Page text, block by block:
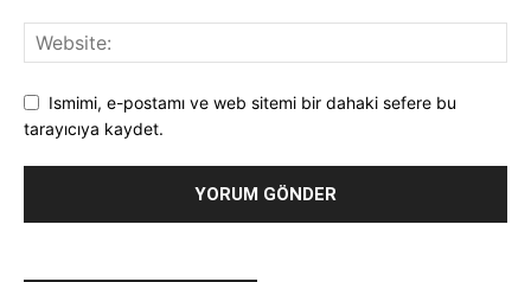
Ismimi, e-postamı ve web sitemi bir dahaki sefere bu
tarayıcıya kaydet.